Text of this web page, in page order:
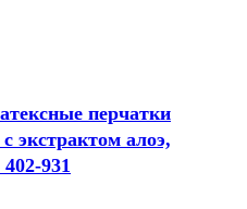
перчатки
экстрактом алоэ,
931